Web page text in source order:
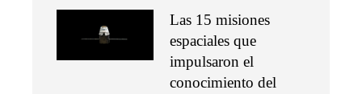
Las 15 misiones
espaciales que
impulsaron el
conocimiento del